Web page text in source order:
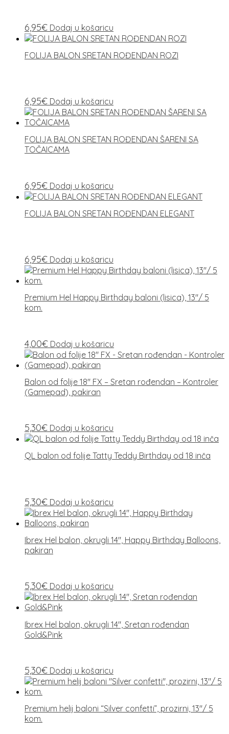
6,95€ Dodaj u košaricu
FOLIJA BALON SRETAN ROĐENDAN ROZI
6,95€ Dodaj u košaricu
FOLIJA BALON SRETAN ROĐENDAN ŠARENI SA
TOČAICAMA
6,95€ Dodaj u košaricu
FOLIJA BALON SRETAN ROĐENDAN ELEGANT
6,95€ Dodaj u košaricu
Premium Hel Happy Birthday baloni (lisica), 13″/ 5
kom.
4,00€ Dodaj u košaricu
Balon od folije 18″ FX – Sretan rođendan – Kontroler
(Gamepad), pakiran
5,30€ Dodaj u košaricu
QL balon od folije Tatty Teddy Birthday od 18 inča
5,30€ Dodaj u košaricu
Ibrex Hel balon, okrugli 14″, Happy Birthday Balloons,
pakiran
5,30€ Dodaj u košaricu
Ibrex Hel balon, okrugli 14″, Sretan rođendan
Gold&Pink
5,30€ Dodaj u košaricu
Premium helij baloni “Silver confetti”, prozirni, 13″/ 5
kom.